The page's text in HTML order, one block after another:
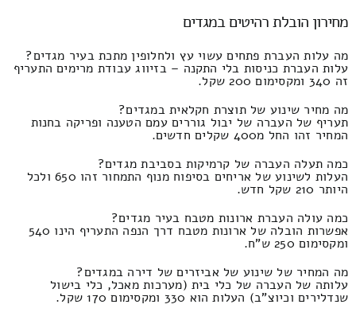
מחירון הובלת רהיטים במגדים
מה עלות העברת פתחים עשוי עץ ולחלופין מתכת בעיר מגדים?
עלות העברת כניסות בלי התקנה – בזיווג עבודת מרימים התעריף
זה 340 ומקסימום 200 שקל.
מה מחיר שינוע של תוצרת חקלאית במגדים?
תעריף של העברה של יבול גוררים עמם הטענה ופריקה בחנות
המחיר זהו החל מ400 שקלים חדשים.
כמה תעלה העברה של קרמיקות בסביבת מגדים?
העלות לשינוע של אריחים בסיפוח מנוף התמחור זהו 650 ולכל
היותר 210 שקל חדש.
כמה עולה העברת ארונות מטבח בעיר מגדים?
אפשרות הובלה של ארונות מטבח דרך הנפה התעריף הינו 540
ומקסימום 250 ש"ח.
מה המחיר של שינוע של אביזרים של דירה במגדים?
עלותה של העברה של כלי בית (מערכות מאכל, כלי בישול
שנדלירים וכיוצ"ב) העלות הוא 330 ומקסימום 170 שקל.